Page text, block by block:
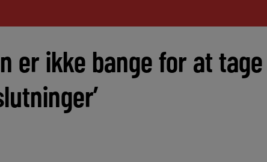
er ikke bange for at tage